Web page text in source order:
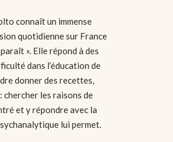
connaît un immense
quotidienne sur France
». Elle répond à des
dans l’éducation de
donner des recettes,
les raisons de
et y répondre avec la
lui permet.